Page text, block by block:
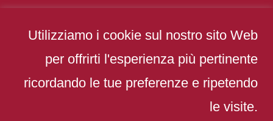
Utilizziamo i cookie sul nostro sito Web
per offrirti l'esperienza più pertinente
ricordando le tue preferenze e ripetendo
le visite.